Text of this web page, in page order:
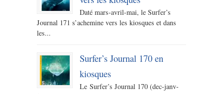
Daté mars-avril-mai, le Surfer’s
Journal 171 s’achemine vers les kiosques et dans
les...
Surfer’s Journal 170 en
kiosques
Le Surfer’s Journal 170 (dec-janv-